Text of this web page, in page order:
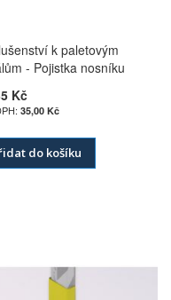
k paletovým
- Pojistka nosníku
Kč
35,00 Kč
do košíku